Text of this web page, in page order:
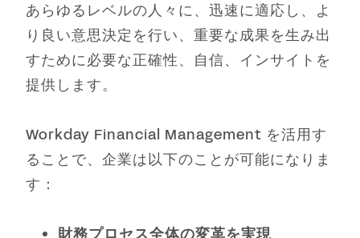
あらゆるレベルの人々に、迅速に適応し、よ
り良い意思決定を行い、重要な成果を生み出
すために必要な正確性、自信、インサイトを
提供します。
Workday Financial Management を活用す
ることで、企業は以下のことが可能になりま
す：
財務プロセス全体の変革を実現